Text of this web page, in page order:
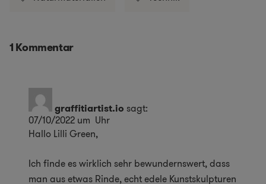
1 Kommentar
graffitiartist.io sagt:
07/10/2022 um Uhr
Hallo Lilli Green,
Ich finde es wirklich sehr bewundernswert, dass
man aus etwas Rinde, echt edele Kunstskulpturen